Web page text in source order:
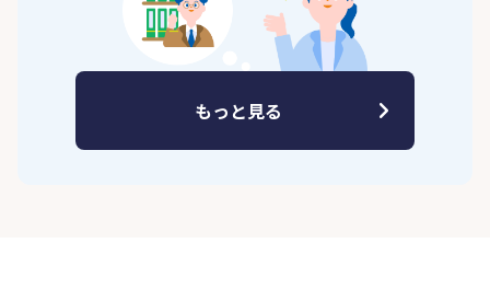
もっと見る